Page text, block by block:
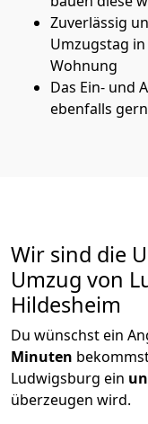
Zuverlässig
Umzugstag
Wohnung
Das Ein- und
ebenfalls
Wir sind die
Umzug von
Hildesheim
Du wünschst ein
Minuten
Ludwigsburg ein
überzeugen wird.